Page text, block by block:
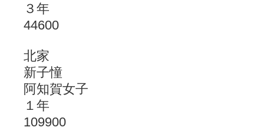
３年
44600
北家
新子憧
阿知賀女子
１年
109900